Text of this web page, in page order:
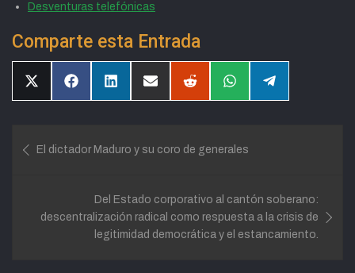
Desventuras telefónicas
Comparte esta Entrada
CompartirCompartirCompartirCompartirCompartirCompartirCompartir
de
El dictador Maduro y su coro de generales
Del Estado corporativo al cantón soberano:
descentralización radical como respuesta a la crisis de
legitimidad democrática y el estancamiento.